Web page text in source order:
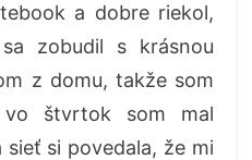
a dobre riekol,
zobudil s krásnou
z domu, takže som
štvrtok som mal
si povedala, že mi